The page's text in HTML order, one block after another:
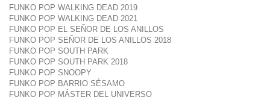
FUNKO POP WALKING DEAD 2019
FUNKO POP WALKING DEAD 2021
FUNKO POP EL SEÑOR DE LOS ANILLOS
FUNKO POP SEÑOR DE LOS ANILLOS 2018
FUNKO POP SOUTH PARK
FUNKO POP SOUTH PARK 2018
FUNKO POP SNOOPY
FUNKO POP BARRIO SÉSAMO
FUNKO POP MÁSTER DEL UNIVERSO